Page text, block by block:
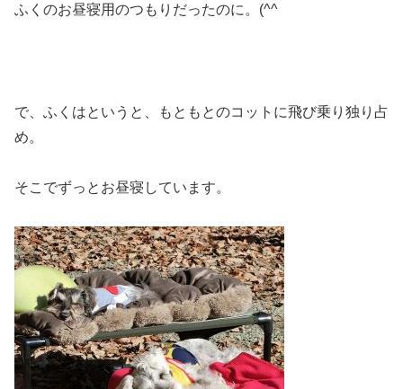
ふくのお昼寝用のつもりだったのに。(^^ゞ
で、ふくはというと、もともとのコットに飛び乗り独り占
め。
そこでずっとお昼寝しています。